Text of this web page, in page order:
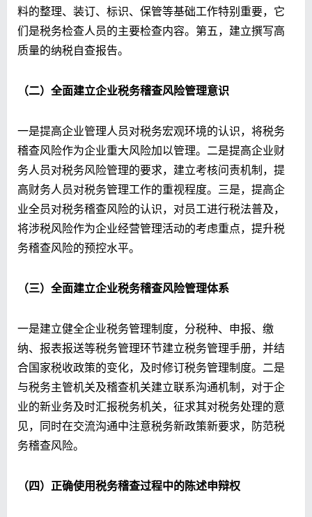
料的整理、装订、标识、保管等基础工作特别重要，它
们是税务检查人员的主要检查内容。第五，建立撰写高
质量的纳税自查报告。
（二）全面建立企业税务稽查风险管理意识
一是提高企业管理人员对税务宏观环境的认识，将税务
稽查风险作为企业重大风险加以管理。二是提高企业财
务人员对税务风险管理的要求，建立考核问责机制，提
高财务人员对税务管理工作的重视程度。三是，提高企
业全员对税务稽查风险的认识，对员工进行税法普及，
将涉税风险作为企业经营管理活动的考虑重点，提升税
务稽查风险的预控水平。
（三）全面建立企业税务稽查风险管理体系
一是建立健全企业税务管理制度，分税种、申报、缴
纳、报表报送等税务管理环节建立税务管理手册，并结
合国家税收政策的变化，及时修订税务管理制度。二是
与税务主管机关及稽查机关建立联系沟通机制，对于企
业的新业务及时汇报税务机关，征求其对税务处理的意
见，同时在交流沟通中注意税务新政策新要求，防范税
务稽查风险。
（四）正确使用税务稽查过程中的陈述申辩权